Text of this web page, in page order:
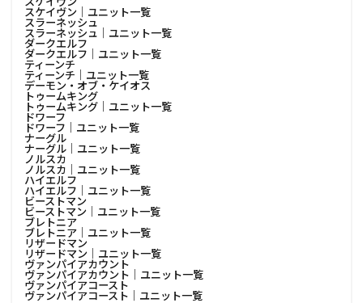
スケイヴン│ユニット一覧
スラーネッシュ
スラーネッシュ│ユニット一覧
ダークエルフ
ダークエルフ│ユニット一覧
ティーンチ
ティーンチ│ユニット一覧
デーモン・オブ・ケイオス
トゥームキング
トゥームキング│ユニット一覧
ドワーフ
ドワーフ│ユニット一覧
ナーグル
ナーグル│ユニット一覧
ノルスカ
ノルスカ│ユニット一覧
ハイエルフ
ハイエルフ│ユニット一覧
ビーストマン
ビーストマン│ユニット一覧
ブレトニア
ブレトニア│ユニット一覧
リザードマン
リザードマン│ユニット一覧
ヴァンパイアカウント
ヴァンパイアカウント│ユニット一覧
ヴァンパイアコースト
ヴァンパイアコースト│ユニット一覧